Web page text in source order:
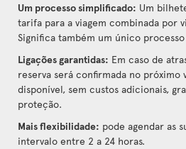
Um processo simplificado: Um
tarifa para a viagem combinada por
Significa também um único
Ligações garantidas: Em caso de
reserva será confirmada no próximo
disponível, sem custos adicionais,
proteção.
Mais flexibilidade: pode agendar as
intervalo entre 2 a 24 horas.